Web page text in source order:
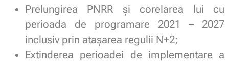
Prelungirea PNRR și corelarea lui cu
perioada de programare 2021 – 2027
inclusiv prin atașarea regulii N+2;
Extinderea perioadei de implementare a